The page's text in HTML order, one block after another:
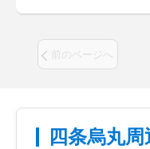
前のページへ
四条烏丸